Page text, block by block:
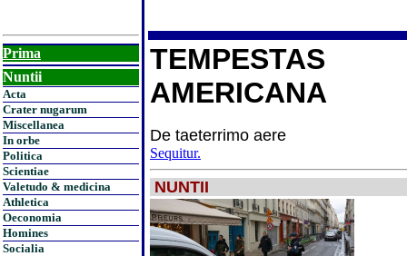
Prima
Nuntii
Acta
Crater nugarum
Miscellanea
In orbe
Politica
Scientiae
Valetudo & medicina
Athletica
Oeconomia
Homines
Socialia
TEMPESTAS
AMERICANA
De taeterrimo aere
Sequitur.
NUNTII